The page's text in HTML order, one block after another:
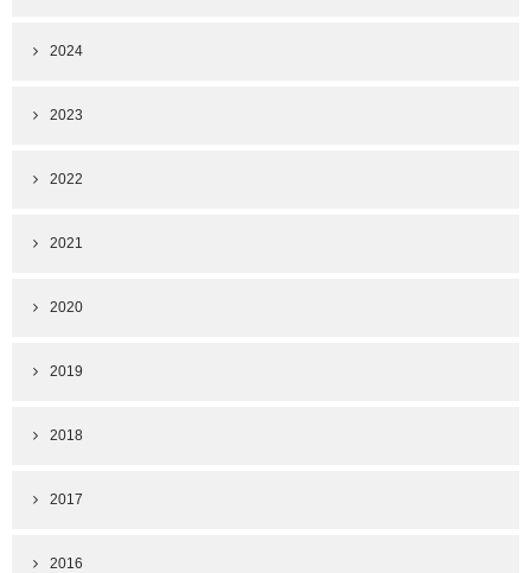
2024
2023
2022
2021
2020
2019
2018
2017
2016